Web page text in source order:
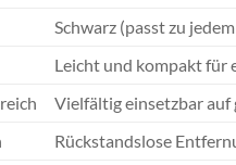
Schwarz (passt zu
Leicht und kompakt für
Vielfältig einsetzbar auf
Rückstandslose